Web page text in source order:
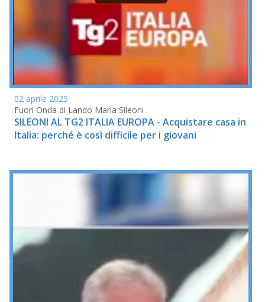
02 aprile 2025
Fuori Onda di Lando Maria Sileoni
SILEONI AL TG2 ITALIA EUROPA - Acquistare casa in
Italia: perché è così difficile per i giovani